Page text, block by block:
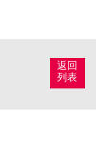
返回
列表